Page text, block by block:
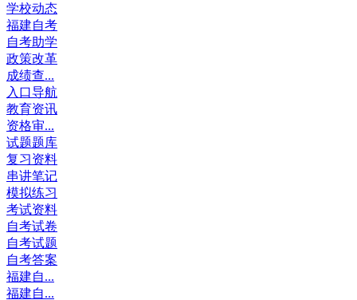
学校动态
福建自考
自考助学
政策改革
成绩查...
入口导航
教育资讯
资格审...
试题题库
复习资料
串讲笔记
模拟练习
考试资料
自考试卷
自考试题
自考答案
福建自...
福建自...